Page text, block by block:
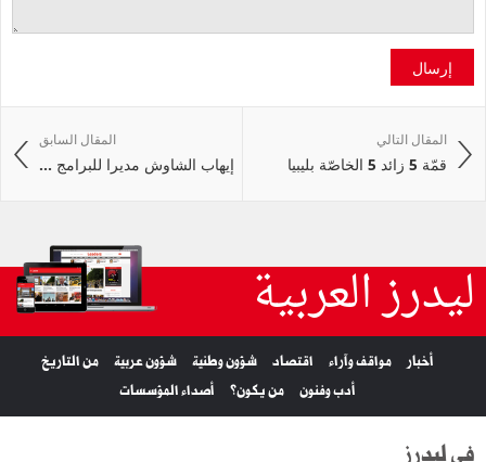
إرسال
المقال السابق
إيهاب الشاوش مديرا للبرامج ...
المقال التالي
قمّة 5 زائد 5 الخاصّة بليبيا
ليدرز العربية
أخبار مواقف وآراء اقتصاد شؤون وطنية شؤون عربية
من التاريخ
أدب وفنون
من يكون؟ أصداء المؤسسات
في ليدرز